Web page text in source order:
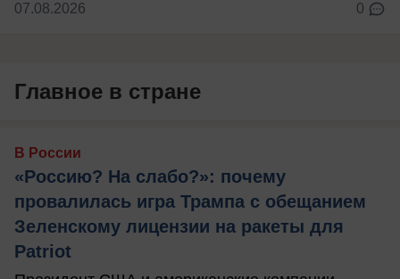
07.08.2026 0
Главное в стране
В России
«Россию? На слабо?»: почему
провалилась игра Трампа с обещанием
Зеленскому лицензии на ракеты для
Patriot